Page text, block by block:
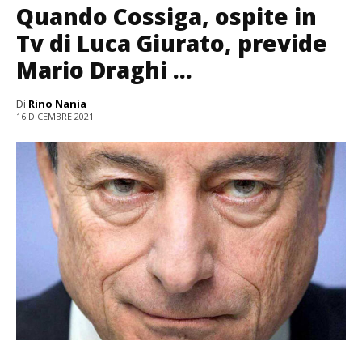
Quando Cossiga, ospite in
Tv di Luca Giurato, previde
Mario Draghi …
Di Rino Nania
16 DICEMBRE 2021